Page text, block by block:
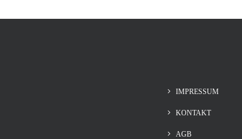
IMPRESSUM
KONTAKT
AGB